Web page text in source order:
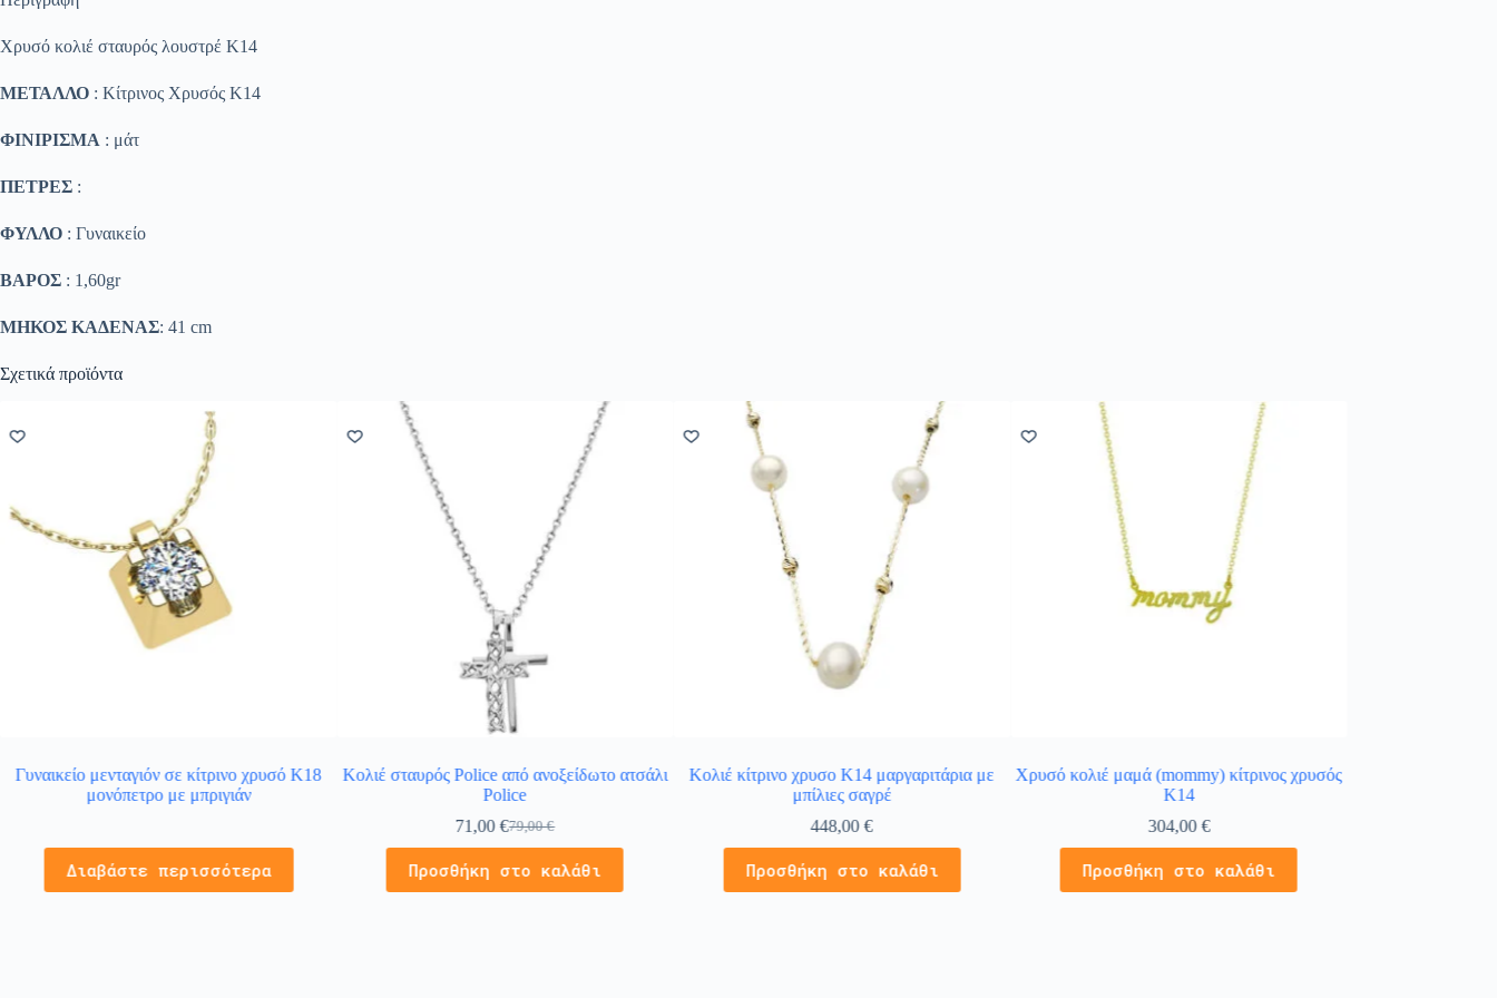
Χρυσό κολιέ σταυρός λουστρέ Κ14
ΜΕΤΑΛΛΟ : Κίτρινος Χρυσός K14
ΦΙΝΙΡΙΣΜΑ : μάτ
ΠΕΤΡΕΣ :
ΦΥΛΛΟ : Γυναικείο
ΒΑΡΟΣ : 1,60gr
ΜΗΚΟΣ ΚΑΔΕΝΑΣ: 41 cm
Σχετικά προϊόντα
Γυναικείο μενταγιόν σε κίτρινο χρυσό Κ18
μονόπετρο με μπριγιάν
Διαβάστε περισσότερα
Κολιέ σταυρός Police από ανοξείδωτο ατσάλι
Police
79,00€
71,00€
Προσθήκη στο καλάθι
Κολιέ κίτρινο χρυσο Κ14 μαργαριτάρια με
μπίλιες σαγρέ
448,00€
Προσθήκη στο καλάθι
Χρυσό κολιέ μαμά (mommy) κίτρινος χρυσός
Κ14
304,00€
Προσθήκη στο καλάθι